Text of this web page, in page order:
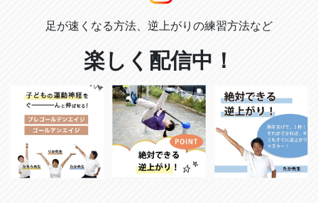
足が速くなる方法、逆上がりの練習方法など
楽しく配信中！